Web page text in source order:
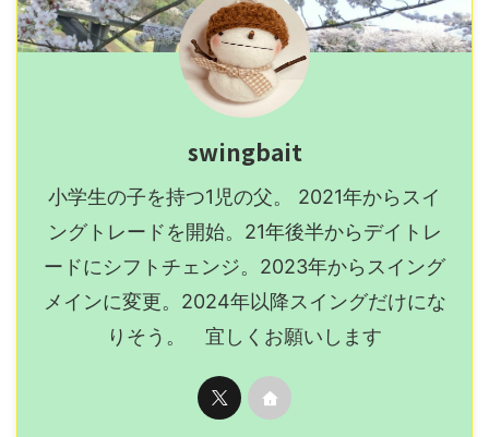
swingbait
小学生の子を持つ1児の父。 2021年からスイ
ングトレードを開始。21年後半からデイトレ
ードにシフトチェンジ。2023年からスイング
メインに変更。2024年以降スイングだけにな
りそう。 宜しくお願いします